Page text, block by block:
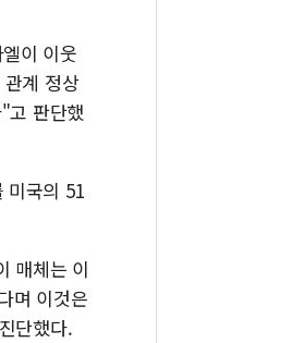
이 이웃
계 정상
고 판단했
미국의 51
매체는 이
며 이것은
단했다.